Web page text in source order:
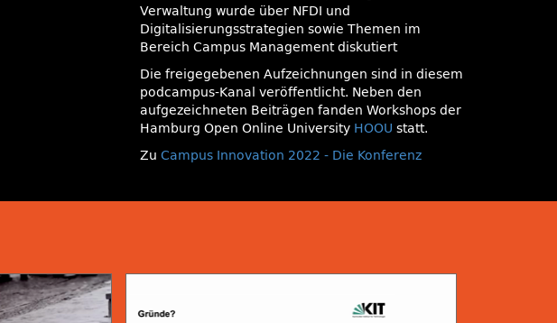
Verwaltung wurde über NFDI und
Digitalisierungsstrategien sowie Themen im
Bereich Campus Management diskutiert
Die freigegebenen Aufzeichnungen sind in diesem
podcampus-Kanal veröffentlicht. Neben den
aufgezeichneten Beiträgen fanden Workshops der
Hamburg Open Online University HOOU statt.
Zu Campus Innovation 2022 - Die Konferenz